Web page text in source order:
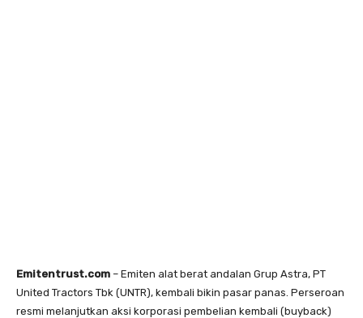
Emitentrust.com – Emiten alat berat andalan Grup Astra, PT
United Tractors Tbk (UNTR), kembali bikin pasar panas. Perseroan
resmi melanjutkan aksi korporasi pembelian kembali (buyback)